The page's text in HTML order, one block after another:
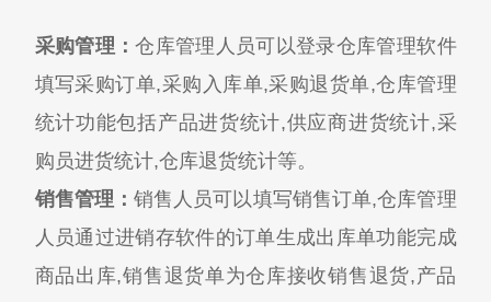
采购管理：仓库管理人员可以登录仓库管理软件
填写采购订单,采购入库单,采购退货单,仓库管理
统计功能包括产品进货统计,供应商进货统计,采
购员进货统计,仓库退货统计等。
销售管理： 销售人员可以填写销售订单,仓库管理
人员通过进销存软件的订单生成出库单功能完成
商品出库,销售退货单为仓库接收销售退货,产品